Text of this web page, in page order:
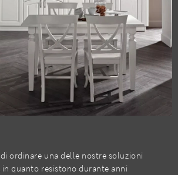
ordinare una delle nostre soluzioni
in quanto resistono durante anni